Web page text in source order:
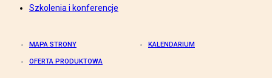
Szkolenia i konferencje
MAPA STRONY KALENDARIUM
OFERTA PRODUKTOWA